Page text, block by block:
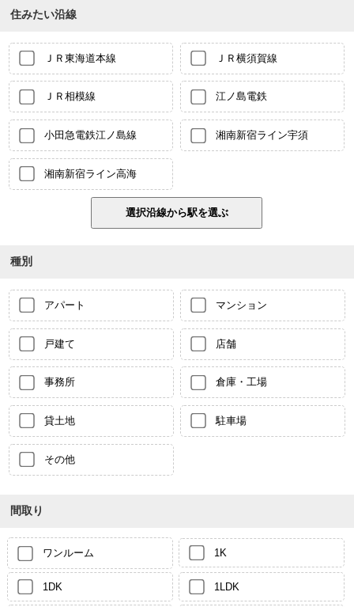
住みたい沿線
ＪＲ東海道本線 ＪＲ横須賀線
ＪＲ相模線 江ノ島電鉄
小田急電鉄江ノ島線 湘南新宿ライン宇須
湘南新宿ライン高海
種別
アパート マンション
戸建て 店舗
事務所 倉庫・工場
貸土地 駐車場
その他
間取り
ワンルーム 1K
1DK 1LDK